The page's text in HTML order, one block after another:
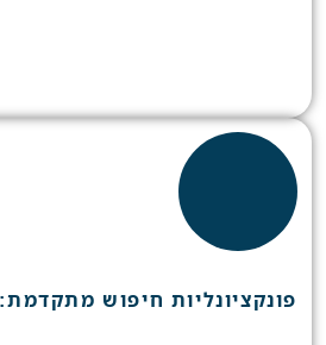
פונקציונליות חיפוש מתקדמת: